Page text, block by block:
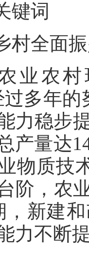
词
全面振
农村现
过多年
力稳步
产量达
物质技
阶，农
，新建
力不断